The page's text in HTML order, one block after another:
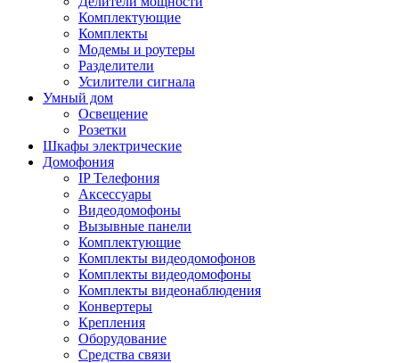
Комплектующие
Комплекты
Модемы и роутеры
Разделители
Усилители сигнала
Умный дом
Освещение
Розетки
Шкафы электрические
Домофония
IP Телефония
Аксессуары
Видеодомофоны
Вызывные панели
Комплектующие
Комплекты видеодомофонов
Комплекты видеодомофоны
Комплекты видеонаблюдения
Конвертеры
Крепления
Оборудование
Средства связи